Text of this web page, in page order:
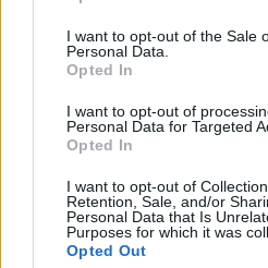
I want to opt-out of the Sale
Personal Data.
Opted In
I want to opt-out of
Personal Data for Targeted
Opted In
I want to opt-out of
Retention, Sale, and/or
Personal Data that Is
Purposes for which it was
Opted Out
Lapresenza di Marset in
cartelli transnazionali
sbarcati e sono sempre
Paolo Manzo, 14 gennaio
Tutto sull’America Latina e il